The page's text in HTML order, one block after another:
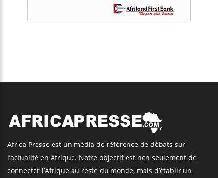
Africa Presse est un média de référence de débats sur
l’actualité en Afrique. Notre objectif est non seulement de
connecter l’Afrique au reste du monde, mais d’établir un